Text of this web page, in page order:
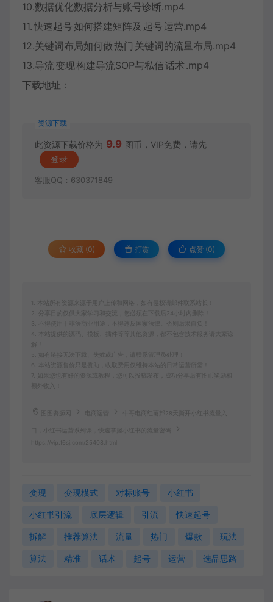
10.数据优化数据分析与账号诊断.mp4
11.快速起号如何搭建矩阵及 起号运营.mp4
12.关键词布局如何做热门 关键词的流量布局.mp4
13.导流变现构建导流SOP与私信话术 .mp4
下载地址：
资源下载
此资源下载价格为 9.9 图币，VIP免费，请先
登录
客服QQ：630371849
收藏 (0) 打赏 点赞 (0)
1. 本站所有资源来源于用户上传和网络，如有侵权请邮件联系站长！
2. 分享目的仅供大家学习和交流，您必须在下载后24小时内删除！
3. 不得使用于非法商业用途，不得违反国家法律。否则后果自负！
4. 本站提供的源码、模板、插件等等其他资源，都不包含技术服务请大家谅
5. 如有链接无法下载、失效或广告，请联系管理员处理！
6. 本站资源售价只是赞助，收取费用仅维持本站的日常运营所需！
7. 如果您也有好的资源或教程，您可以投稿发布，成功分享后有图币奖励和
额外收入！
图图资源网 牛哥电商红薯邦28天撕开小红书流量入
口，小红书运营系列课，快速掌握小红书的流量密码
https://vip.f6sj.com/25408.html
变现 变现模式 对标账号 小红书
小红书引流 底层逻辑 引流 快速起号
拆解 推荐算法 流量 热门 爆款 玩法
算法 精准 话术 起号 运营 选品思路